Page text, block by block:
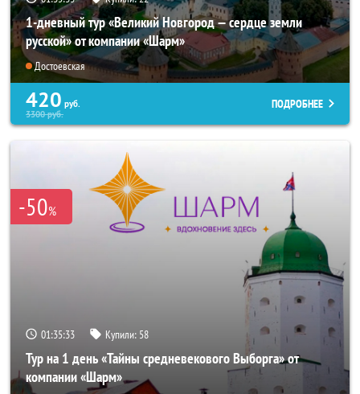
1-дневный тур «Великий Новгород — сердце земли
русской» от компании «Шарм»
Достоевская
420 руб.
3300руб.
ПОДРОБНЕЕ
-50%
01:35:31 Купили: 58
Тур на 1 день «Тайны средневекового Выборга» от
компании «Шарм»